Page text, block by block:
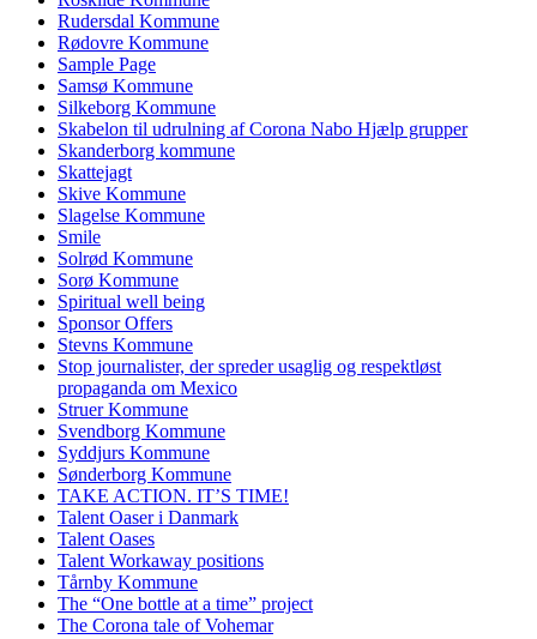
Rudersdal Kommune
Rødovre Kommune
Sample Page
Samsø Kommune
Silkeborg Kommune
Skabelon til udrulning af Corona Nabo Hjælp grupper
Skanderborg kommune
Skattejagt
Skive Kommune
Slagelse Kommune
Smile
Solrød Kommune
Sorø Kommune
Spiritual well being
Sponsor Offers
Stevns Kommune
Stop journalister, der spreder usaglig og respektløst
propaganda om Mexico
Struer Kommune
Svendborg Kommune
Syddjurs Kommune
Sønderborg Kommune
TAKE ACTION. IT’S TIME!
Talent Oaser i Danmark
Talent Oases
Talent Workaway positions
Tårnby Kommune
The “One bottle at a time” project
The Corona tale of Vohemar